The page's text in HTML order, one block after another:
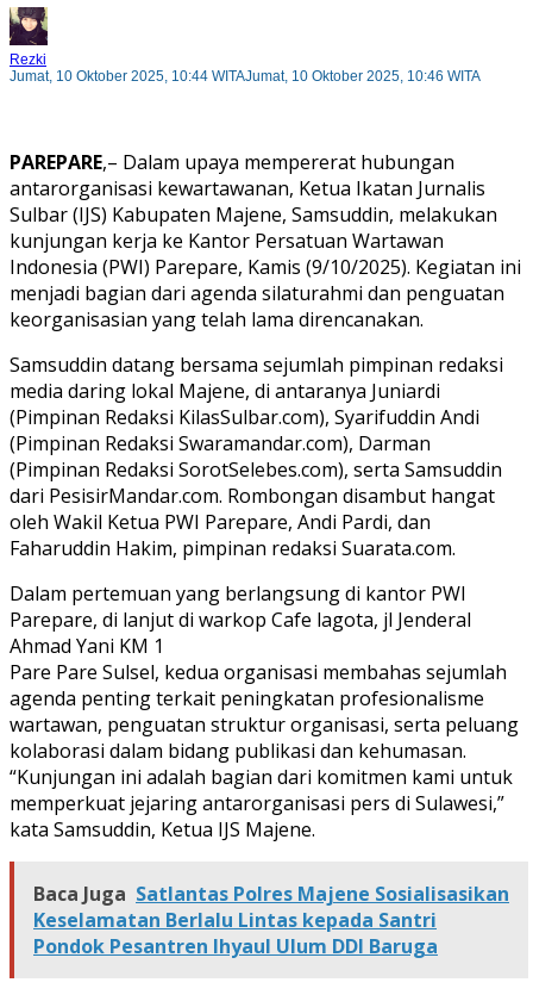
Rezki
Jumat, 10 Oktober 2025, 10:44 WITAJumat, 10 Oktober 2025, 10:46 WITA
PAREPARE,– Dalam upaya mempererat hubungan
antarorganisasi kewartawanan, Ketua Ikatan Jurnalis
Sulbar (IJS) Kabupaten Majene, Samsuddin, melakukan
kunjungan kerja ke Kantor Persatuan Wartawan
Indonesia (PWI) Parepare, Kamis (9/10/2025). Kegiatan ini
menjadi bagian dari agenda silaturahmi dan penguatan
keorganisasian yang telah lama direncanakan.
Samsuddin datang bersama sejumlah pimpinan redaksi
media daring lokal Majene, di antaranya Juniardi
(Pimpinan Redaksi KilasSulbar.com), Syarifuddin Andi
(Pimpinan Redaksi Swaramandar.com), Darman
(Pimpinan Redaksi SorotSelebes.com), serta Samsuddin
dari PesisirMandar.com. Rombongan disambut hangat
oleh Wakil Ketua PWI Parepare, Andi Pardi, dan
Faharuddin Hakim, pimpinan redaksi Suarata.com.
Dalam pertemuan yang berlangsung di kantor PWI
Parepare, di lanjut di warkop Cafe lagota, jl Jenderal
Ahmad Yani KM 1
Pare Pare Sulsel, kedua organisasi membahas sejumlah
agenda penting terkait peningkatan profesionalisme
wartawan, penguatan struktur organisasi, serta peluang
kolaborasi dalam bidang publikasi dan kehumasan.
“Kunjungan ini adalah bagian dari komitmen kami untuk
memperkuat jejaring antarorganisasi pers di Sulawesi,”
kata Samsuddin, Ketua IJS Majene.
Baca Juga Satlantas Polres Majene Sosialisasikan
Keselamatan Berlalu Lintas kepada Santri
Pondok Pesantren Ihyaul Ulum DDI Baruga